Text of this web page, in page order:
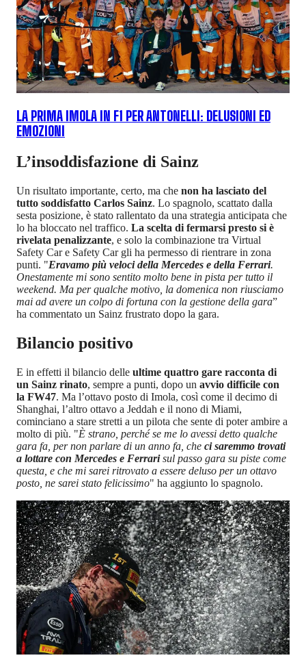
LA PRIMA IMOLA IN F1 PER ANTONELLI: DELUSIONI ED
EMOZIONI
L’insoddisfazione di Sainz
Un risultato importante, certo, ma che non ha lasciato del
tutto soddisfatto Carlos Sainz. Lo spagnolo, scattato dalla
sesta posizione, è stato rallentato da una strategia anticipata che
lo ha bloccato nel traffico. La scelta di fermarsi presto si è
rivelata penalizzante, e solo la combinazione tra Virtual
Safety Car e Safety Car gli ha permesso di rientrare in zona
punti. "Eravamo più veloci della Mercedes e della Ferrari.
Onestamente mi sono sentito molto bene in pista per tutto il
weekend. Ma per qualche motivo, la domenica non riusciamo
mai ad avere un colpo di fortuna con la gestione della gara”
ha commentato un Sainz frustrato dopo la gara.
Bilancio positivo
E in effetti il bilancio delle ultime quattro gare racconta di
un Sainz rinato, sempre a punti, dopo un avvio difficile con
la FW47. Ma l’ottavo posto di Imola, così come il decimo di
Shanghai, l’altro ottavo a Jeddah e il nono di Miami,
cominciano a stare stretti a un pilota che sente di poter ambire a
molto di più. "È strano, perché se me lo avessi detto qualche
gara fa, per non parlare di un anno fa, che ci saremmo trovati
a lottare con Mercedes e Ferrarisul passo gara su piste come
questa, e che mi sarei ritrovato a essere deluso per un ottavo
posto, ne sarei stato felicissimo" ha aggiunto lo spagnolo.